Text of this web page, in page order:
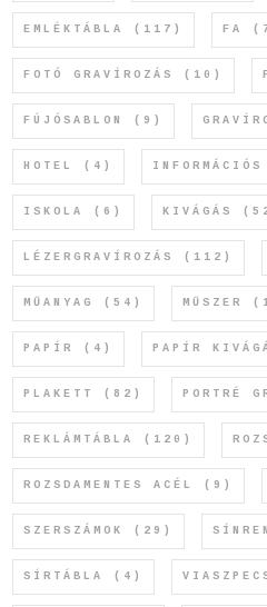
EMLÉKTÁBLA (117) FA
FOTÓ GRAVÍROZÁS (10)
FÚJÓSABLON (9)
HOTEL (4)
ISKOLA (6) KIVÁGÁS
LÉZERGRAVÍROZÁS (112)
MŰANYAG (54) MŰSZER
PAPÍR (4) PAPÍR
PLAKETT (82) PORTRÉ
REKLÁMTÁBLA (120)
ROZSDAMENTES ACÉL (9)
SZERSZÁMOK (29)
SÍRTÁBLA (4)